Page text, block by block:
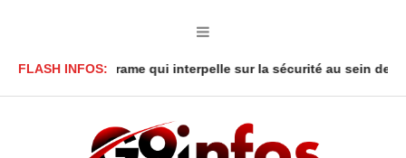
FLASH INFOS:
: Le drame qui interpelle sur la sécurité au sein des foyers